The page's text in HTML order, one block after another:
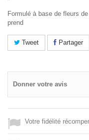
Formulé à base de fleurs
prend
Tweet Partager
Donner votre avis
Votre fidélité